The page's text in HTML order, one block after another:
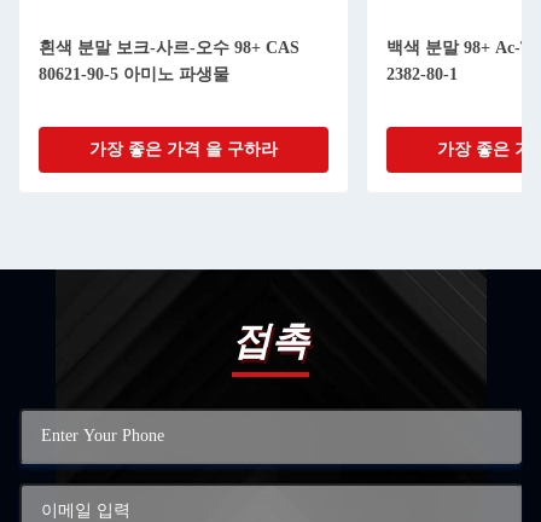
흰색 분말 보크-사르-오수 98+ CAS
80621-90-5 아미노 파생물
가장 좋은 가격 을 구하라
백색 분말 98+ Ac-
2382-80-1
가장 좋은 가
접촉